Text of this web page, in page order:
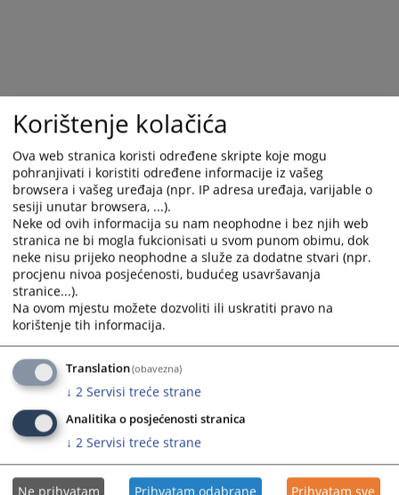
Trenutno nema vijesti
Korištenje kolačića
Ova web stranica koristi određene skripte koje mogu
pohranjivati i koristiti određene informacije iz vašeg
browsera i vašeg uređaja (npr. IP adresa uređaja, varijable o
sesiji unutar browsera, ...).
Neke od ovih informacija su nam neophodne i bez njih web
stranica ne bi mogla fukcionisati u svom punom obimu, dok
neke nisu prijeko neophodne a služe za dodatne stvari (npr.
procjenu nivoa posjećenosti, budućeg usavršavanja
stranice...).
Na ovom mjestu možete dozvoliti ili uskratiti pravo na
korištenje tih informacija.
Translation(obavezna)
↓ 2 Servisi treće strane
Analitika o posjećenosti stranica
↓ 2 Servisi treće strane
Ne prihvatam Prihvatam odabrane Prihvatam sve